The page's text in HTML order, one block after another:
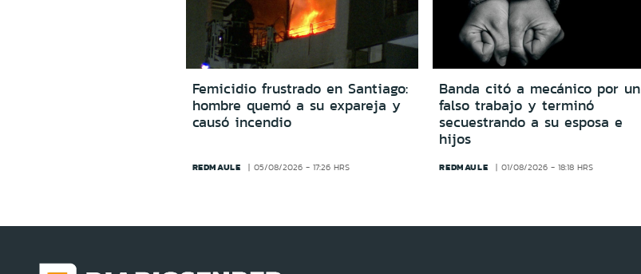
Femicidio frustrado en Santiago:
hombre quemó a su expareja y
causó incendio
REDMAULE 05/08/2026 - 17:26 HRS
Banda citó a mecánico por un
falso trabajo y terminó
secuestrando a su esposa e
hijos
REDMAULE 01/08/2026 - 18:18 HRS